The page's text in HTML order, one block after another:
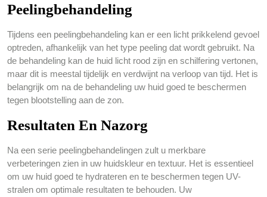
Peelingbehandeling
Tijdens een peelingbehandeling kan er een licht prikkelend gevoel
optreden, afhankelijk van het type peeling dat wordt gebruikt. Na
de behandeling kan de huid licht rood zijn en schilfering vertonen,
maar dit is meestal tijdelijk en verdwijnt na verloop van tijd. Het is
belangrijk om na de behandeling uw huid goed te beschermen
tegen blootstelling aan de zon.
Resultaten En Nazorg
Na een serie peelingbehandelingen zult u merkbare
verbeteringen zien in uw huidskleur en textuur. Het is essentieel
om uw huid goed te hydrateren en te beschermen tegen UV-
stralen om optimale resultaten te behouden. Uw